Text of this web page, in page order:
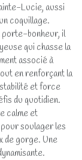
Lucie, aussi
coquillage.
porte-bonheur, il
qui chasse la
associé à
en renforçant la
et force
du quotidien.
calme et
soulager les
de gorge. Une